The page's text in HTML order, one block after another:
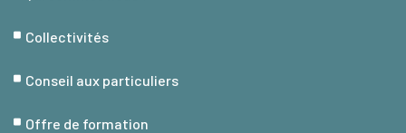
Collectivités
Conseil aux particuliers
Offre de formation